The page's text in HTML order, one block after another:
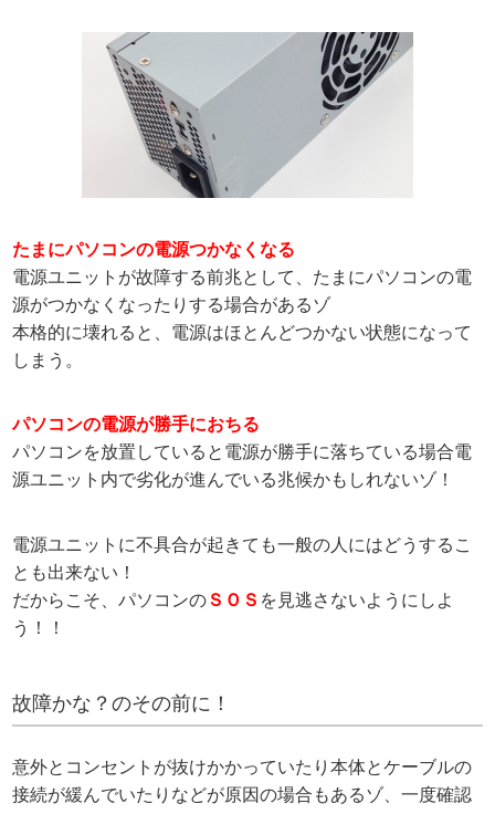
たまにパソコンの電源つかなくなる
電源ユニットが故障する前兆として、たまにパソコンの電
源がつかなくなったりする場合があるゾ
本格的に壊れると、電源はほとんどつかない状態になって
しまう。
パソコンの電源が勝手におちる
パソコンを放置していると電源が勝手に落ちている場合電
源ユニット内で劣化が進んでいる兆候かもしれないゾ！
電源ユニットに不具合が起きても一般の人にはどうするこ
とも出来ない！
だからこそ、パソコンのＳＯＳ を見逃さないようにしよ
う！！
故障かな？のその前に！
意外とコンセントが抜けかかっていたり本体とケーブルの
接続が緩んでいたりなどが原因の場合もあるゾ、一度確認